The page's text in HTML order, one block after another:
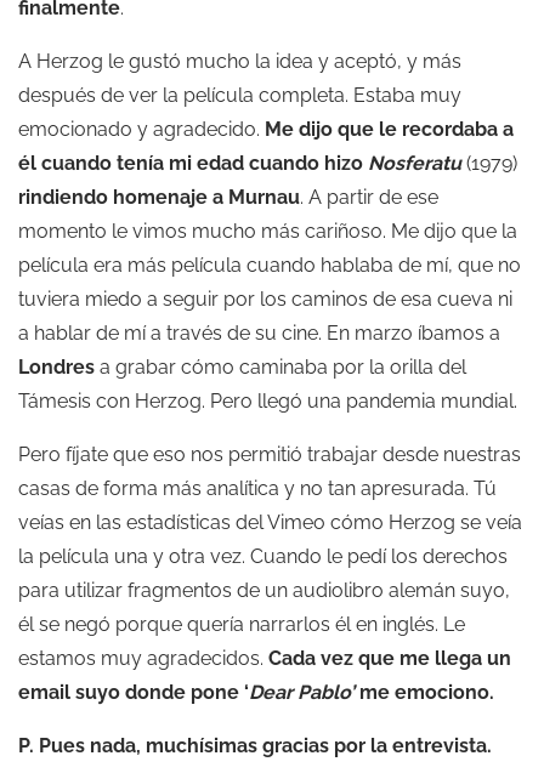
finalmente.
A Herzog le gustó mucho la idea y aceptó, y más
después de ver la película completa. Estaba muy
emocionado y agradecido. Me dijo que le recordaba a
él cuando tenía mi edad cuando hizo Nosferatu (1979)
rindiendo homenaje a Murnau. A partir de ese
momento le vimos mucho más cariñoso. Me dijo que la
película era más película cuando hablaba de mí, que no
tuviera miedo a seguir por los caminos de esa cueva ni
a hablar de mí a través de su cine. En marzo íbamos a
Londres a grabar cómo caminaba por la orilla del
Támesis con Herzog. Pero llegó una pandemia mundial.
Pero fíjate que eso nos permitió trabajar desde nuestras
casas de forma más analítica y no tan apresurada. Tú
veías en las estadísticas del Vimeo cómo Herzog se veía
la película una y otra vez. Cuando le pedí los derechos
para utilizar fragmentos de un audiolibro alemán suyo,
él se negó porque quería narrarlos él en inglés. Le
estamos muy agradecidos. Cada vez que me llega un
email suyo donde pone ‘Dear Pablo’me emociono.
P. Pues nada, muchísimas gracias por la entrevista.